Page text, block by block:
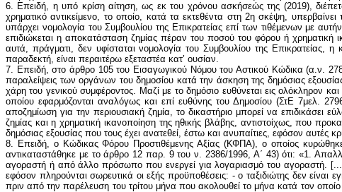
6. Επειδή, η υπό κρίση αίτηση, ως εκ του χρόνου ασκήσεώς της (2019),
χρηματικό αντικείμενο, το οποίο, κατά τα εκτεθέντα στη 2η σκέψη,
υπάρχει νομολογία του Συμβουλίου της Επικρατείας επί των τιθέμενων με
επιδιώκεται η αποκατάσταση ζημίας πέραν του ποσού του φόρου ή χρηματική
αυτά, πράγματι, δεν υφίσταται νομολογία του Συμβουλίου της Επικρατείας,
παραδεκτή, είναι περαιτέρω εξεταστέα κατ’ ουσίαν.
7. Επειδή, στο άρθρο 105 του Εισαγωγικού Νόμου του Αστικού Κώδικα (α.ν.
παραλείψεις των οργάνων του δημοσίου κατά την άσκηση της δημόσιας
χάρη του γενικού συμφέροντος. Μαζί με το δημόσιο ευθύνεται εις ολόκληρον
οποίου εφαρμόζονται αναλόγως και επί ευθύνης του Δημοσίου (ΣτΕ 7μελ.
αποζημίωση για την περιουσιακή ζημία, το δικαστήριο μπορεί να επιδικάσει
ζημίας και η χρηματική ικανοποίηση της ηθικής βλάβης, αντιστοίχως, που
δημόσιας εξουσίας που τους έχει ανατεθεί, έστω και ανυπαίτιες, εφόσον αυτές
8. Επειδή, ο Κώδικας Φόρου Προστιθέμενης Αξίας (ΚΦΠΑ), ο οποίος
αντικαταστάθηκε με το άρθρο 12 παρ. 9 του ν. 2386/1996, Α΄ 43) ότι: «1.
αγοραστή ή από άλλο πρόσωπο που ενεργεί για λογαριασμό του αγοραστή. [...]
εφόσον πληρούνται σωρευτικά οι εξής προϋποθέσεις: - ο ταξιδιώτης δεν
πριν από την παρέλευση του τρίτου μήνα που ακολουθεί το μήνα κατά τον